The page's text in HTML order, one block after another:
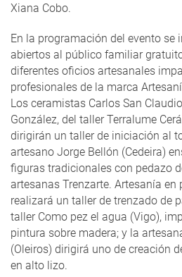
Xiana Cobo.
En la programación del evento se
abiertos al público familiar
diferentes oficios artesanales
profesionales de la marca
Los ceramistas Carlos San
González, del taller Terralume
dirigirán un taller de iniciación al
artesano Jorge Bellón (Cedeira)
figuras tradicionales con pedazo
artesanas Trenzarte. Artesanía en
realizará un taller de trenzado de
taller Como pez el agua (Vigo),
pintura sobre madera; y la
(Oleiros) dirigirá uno de creación
en alto lizo.